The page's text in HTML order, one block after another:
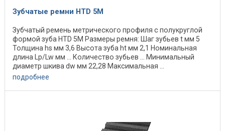
Зубчатые ремни HTD 5M
Зубчатый ремень метрического профиля с полукруглой
формой зуба HTD 5M Размеры ремня: Шаг зубьев t мм 5
Толщина hs мм 3,6 Высота зуба ht мм 2,1 Номинальная
длина Lp/Lw мм … Количество зубьев … Минимальный
диаметр шкива dw мм 22,28 Максимальная ...
подробнее